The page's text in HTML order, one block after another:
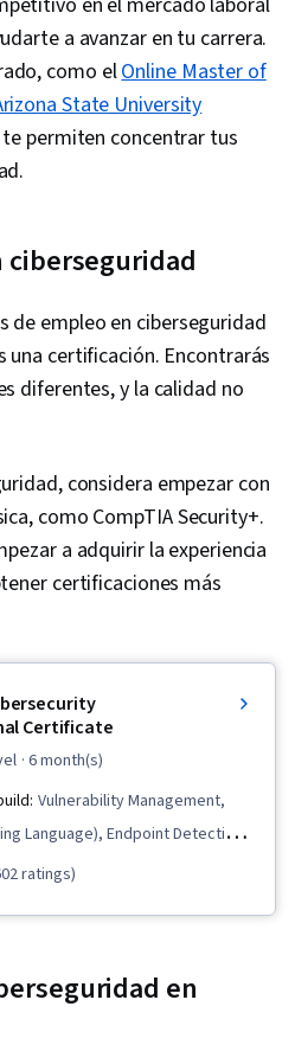
Vulnerability Scanning, AI
Brute-force attacks, Vulnerability
Test Planning, Threat Detection,
Management, Authorization
Endpoint Security, Regulatory
Management, Cyber Risk,
Cyber Governance, Regulation and
ISO/IEC 27001, Data Ethics,
Microsoft Windows, Linux
Command-Line Interface,
Operating Systems,
File Management, Virtual
Computing Architecture,
Knowledge of Apple
Management, Technical
Services, Information Assurance,
Strategy, Computer Security
Generative AI, Anomaly
Modeling, Security
Event Management (SIEM),
Protocol (DHCP), Network
a avanzar en tu carrera.
como elOnline Master of
State University
permiten concentrar tus
ciberseguridad
de empleo en ciberseguridad
una certificación. Encontrarás
diferentes, y la calidad no
considera empezar con
como CompTIA Security+.
a adquirir la experiencia
certificaciones más
Certificate
· 6 month(s)
Vulnerability Management,
Language), Endpoint Detection
Hardening, Network Security,
Intrusion Detection and
ratings)
en